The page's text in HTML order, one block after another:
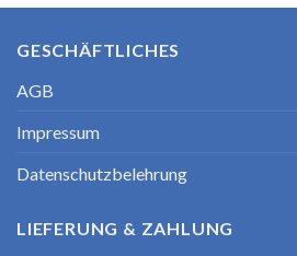
GESCHÄFTLICHES
AGB
Impressum
Datenschutzbelehrung
LIEFERUNG & ZAHLUNG